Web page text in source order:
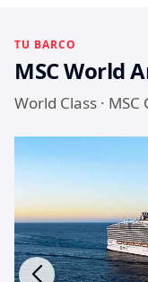
TU BARCO
MSC World
World Class · MSC